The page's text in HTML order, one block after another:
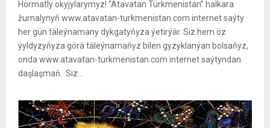
Hormatly okyjylarymyz! “Atavatan Türkmenistan” halkara
žurnalynyň www.atavatan-turkmenistan.com internet saýty
her gün täleýnamany dykgatyňyza ýetirýär. Siz hem öz
ýyldyzyňyza görä täleýnamaňyz bilen gyzyklanýan bolsaňyz,
onda www.atavatan-turkmenistan.com internet saýtyndan
daşlaşmaň. Siz...